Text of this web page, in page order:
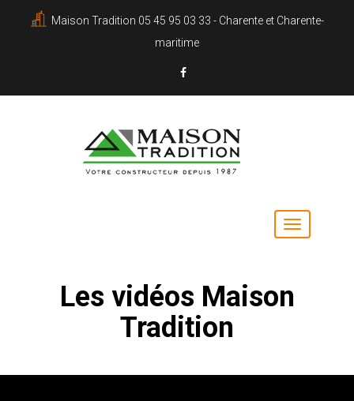
Maison Tradition 05 45 95 03 33 - Charente et Charente-
maritime
Les vidéos Maison
Tradition